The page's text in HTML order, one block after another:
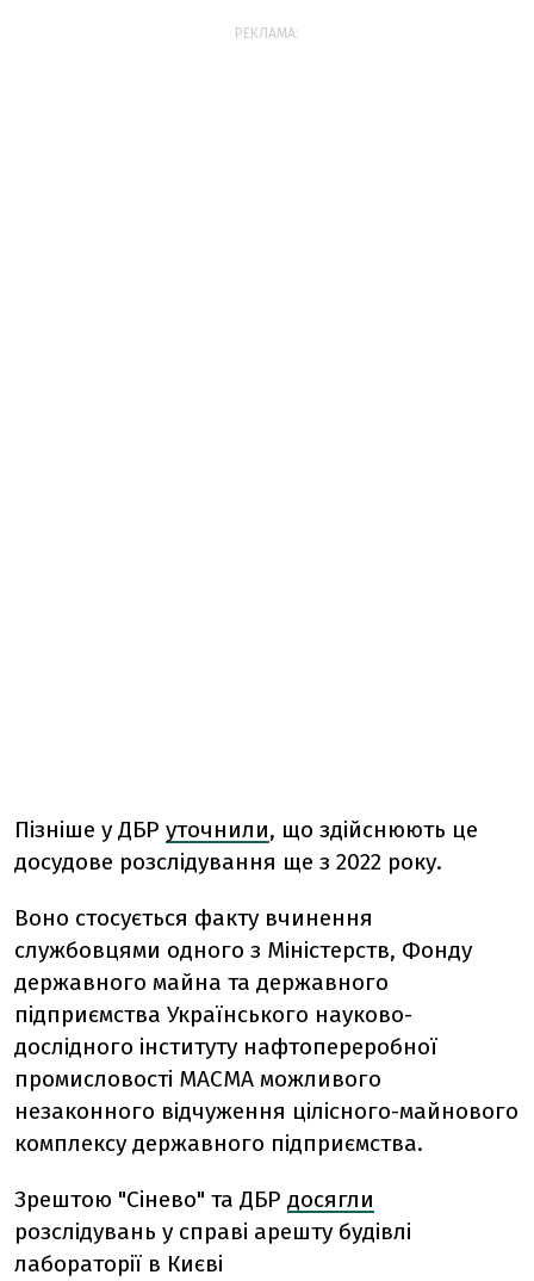
РЕКЛАМА:
Пізніше у ДБР уточнили, що здійснюють це
досудове розслідування ще з 2022 року.
Воно стосується факту вчинення
службовцями одного з Міністерств, Фонду
державного майна та державного
підприємства Українського науково-
дослідного інституту нафтопереробної
промисловості МАСМА можливого
незаконного відчуження цілісного-майнового
комплексу державного підприємства.
Зрештою "Сінево" та ДБР досягли
розслідувань у справі арешту будівлі
лабораторії в Києві